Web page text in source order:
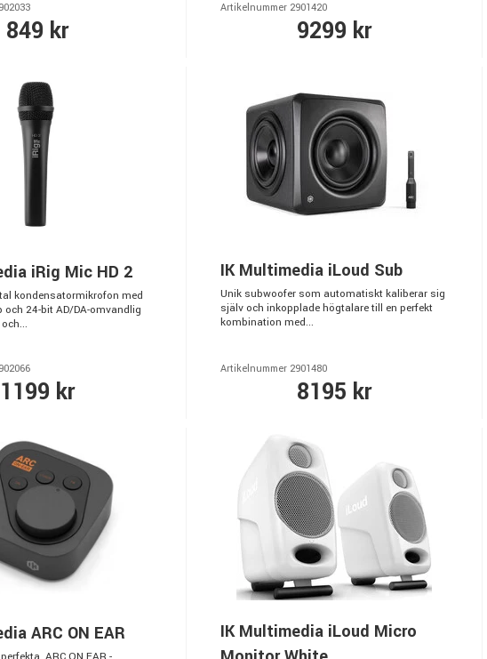
849 kr
Artikelnummer 2901420
9299 kr
iRig Mic HD 2
kondensatormikrofon med
24-bit AD/DA-omvandlig
1199 kr
IK Multimedia iLoud Sub
Unik subwoofer som automatiskt kaliberar sig
själv och inkopplade högtalare till en perfekt
kombination med...
Artikelnummer 2901480
8195 kr
ARC ON EAR
IK Multimedia iLoud Micro